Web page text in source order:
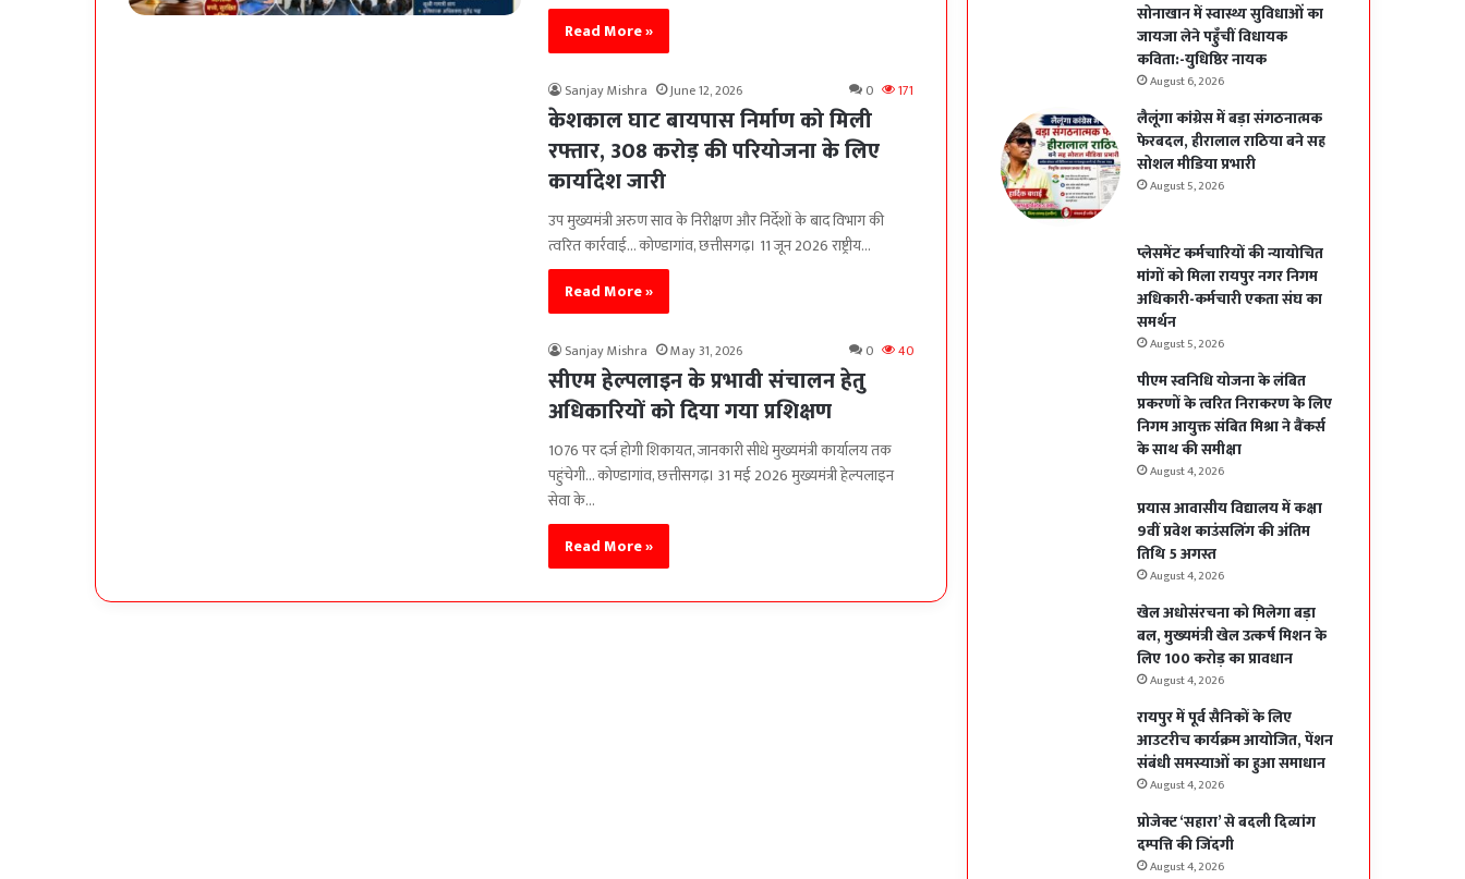
Read More »
Sanjay Mishra June 12, 2026 0 171
केशकाल घाट बायपास निर्माण को मिली
रफ्तार, 308 करोड़ की परियोजना के लिए
कार्यादेश जारी
उप मुख्यमंत्री अरुण साव के निरीक्षण और निर्देशों के बाद विभाग की
त्वरित कार्रवाई… कोण्डागांव, छत्तीसगढ़। 11 जून 2026 राष्ट्रीय…
Read More »
Sanjay Mishra May 31, 2026 0 40
सीएम हेल्पलाइन के प्रभावी संचालन हेतु
अधिकारियों को दिया गया प्रशिक्षण
1076 पर दर्ज होगी शिकायत, जानकारी सीधे मुख्यमंत्री कार्यालय तक
पहुंचेगी… कोण्डागांव, छत्तीसगढ़। 31 मई 2026 मुख्यमंत्री हेल्पलाइन
सेवा के…
Read More »
सोनाखान में स्वास्थ्य सुविधाओं का
जायजा लेने पहुँचीं विधायक
कविता:-युधिष्ठिर नायक
August 6, 2026
लैलूंगा कांग्रेस में बड़ा संगठनात्मक
फेरबदल, हीरालाल राठिया बने सह
सोशल मीडिया प्रभारी
August 5, 2026
प्लेसमेंट कर्मचारियों की न्यायोचित
मांगों को मिला रायपुर नगर निगम
अधिकारी-कर्मचारी एकता संघ का
समर्थन
August 5, 2026
पीएम स्वनिधि योजना के लंबित
प्रकरणों के त्वरित निराकरण के लिए
निगम आयुक्त संबित मिश्रा ने बैंकर्स
के साथ की समीक्षा
August 4, 2026
प्रयास आवासीय विद्यालय में कक्षा
9वीं प्रवेश काउंसलिंग की अंतिम
तिथि 5 अगस्त
August 4, 2026
खेल अधोसंरचना को मिलेगा बड़ा
बल, मुख्यमंत्री खेल उत्कर्ष मिशन के
लिए 100 करोड़ का प्रावधान
August 4, 2026
रायपुर में पूर्व सैनिकों के लिए
आउटरीच कार्यक्रम आयोजित, पेंशन
संबंधी समस्याओं का हुआ समाधान
August 4, 2026
प्रोजेक्ट ‘सहारा’ से बदली दिव्यांग
दम्पत्ति की जिंदगी
August 4, 2026